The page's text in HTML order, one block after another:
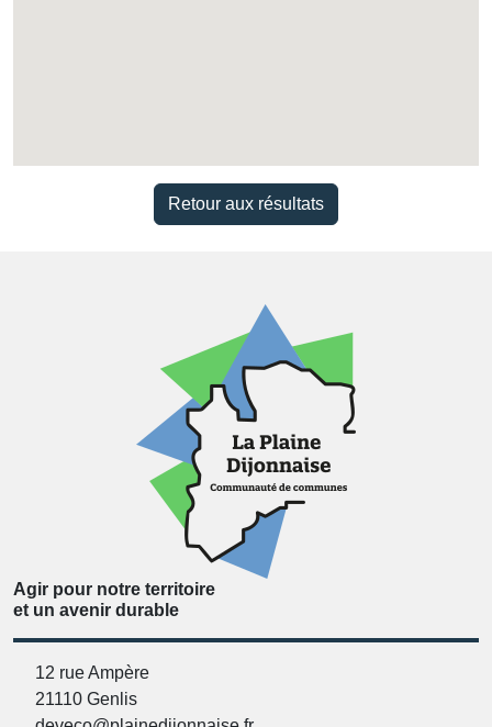
Retour aux résultats
Agir pour notre territoire
et un avenir durable
12 rue Ampère
21110 Genlis